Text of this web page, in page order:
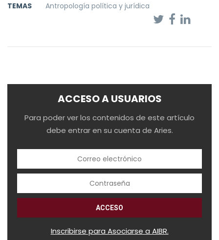
TEMAS Antropología política y jurídica
ACCESO A USUARIOS
Para poder ver los contenidos de este artículo
debe entrar en su cuenta de Aries.
Inscribirse para Asociarse a AIBR.